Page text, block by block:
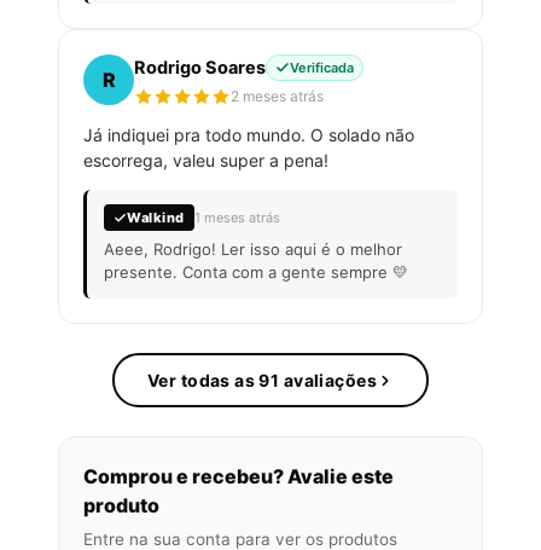
R
Rodrigo Soares Verificada
2 meses atrás
Já indiquei pra todo mundo. O solado não
escorrega, valeu super a pena!
Walkind 1 meses atrás
Aeee, Rodrigo! Ler isso aqui é o melhor
presente. Conta com a gente sempre 💛
Ver todas as 91 avaliações
Comprou e recebeu? Avalie este
produto
Entre na sua conta para ver os produtos